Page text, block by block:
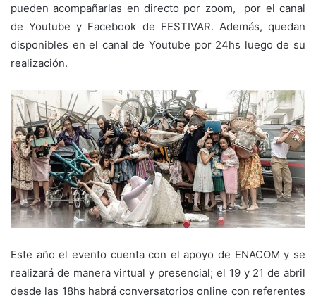
pueden acompañarlas en directo por zoom, por el canal
de Youtube y Facebook de FESTIVAR. Además, quedan
disponibles en el canal de Youtube por 24hs luego de su
realización.
Este año el evento cuenta con el apoyo de ENACOM y se
realizará de manera virtual y presencial; el 19 y 21 de abril
desde las 18hs habrá conversatorios online con referentes